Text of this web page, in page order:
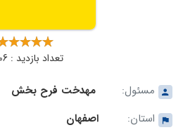
تعداد بازدید : 7706
مسئول:
مهدخت فرح بخش
استان:
اصفهان